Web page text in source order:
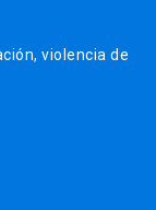
violencia de